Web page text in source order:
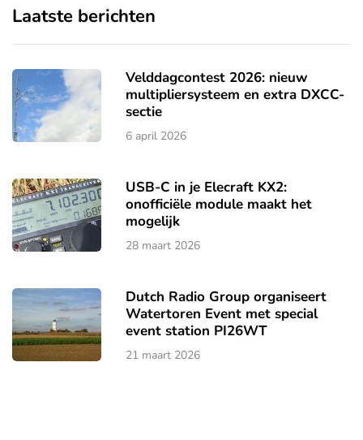
Laatste berichten
Velddagcontest 2026: nieuw
multipliersysteem en extra DXCC-
sectie
6 april 2026
USB-C in je Elecraft KX2:
onofficiële module maakt het
mogelijk
28 maart 2026
Dutch Radio Group organiseert
Watertoren Event met special
event station PI26WT
21 maart 2026